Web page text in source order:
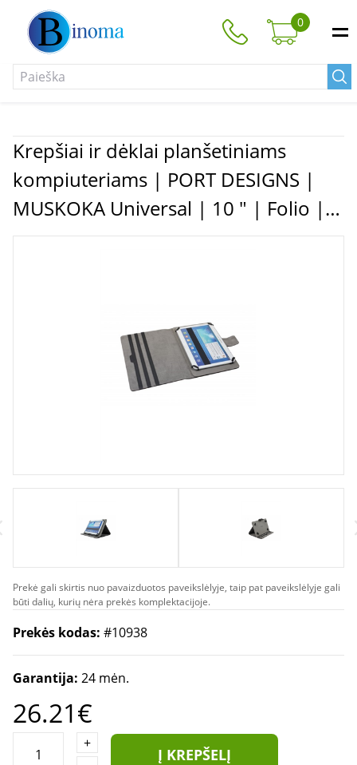
0
Krepšiai ir dėklai planšetiniams
kompiuteriams | PORT DESIGNS |
MUSKOKA Universal | 10 " | Folio |
10'' | Black
Prekė gali skirtis nuo pavaizduotos paveikslėlyje, taip pat paveikslėlyje gali
būti dalių, kurių nėra prekės komplektacijoje.
Prekės kodas: #10938
Garantija: 24 mėn.
26.21€
+
Į KREPŠELĮ